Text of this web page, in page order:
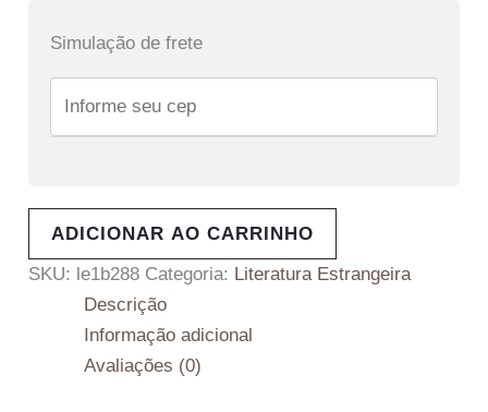
Simulação de frete
ADICIONAR AO CARRINHO
SKU: le1b288 Categoria: Literatura Estrangeira
Descrição
Informação adicional
Avaliações (0)